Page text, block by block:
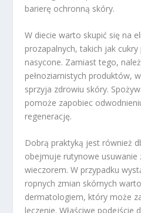
barierę ochronną skóry.
W diecie warto skupić się na
prozapalnych, takich jak
nasycone. Zamiast tego,
pełnoziarnistych produktów,
sprzyja zdrowiu skóry.
pomoże zapobiec
regenerację.
Dobrą praktyką jest również
obejmuje rutynowe usuwanie
wieczorem. W przypadku
ropnych zmian skórnych
dermatologiem, który może
leczenie. Właściwe podejście